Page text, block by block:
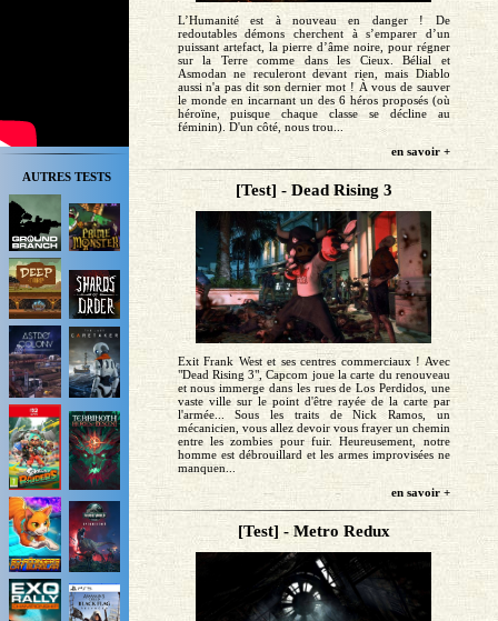
AUTRES TESTS
L’Humanité est à nouveau en danger ! De
redoutables démons cherchent à s’emparer d’un
puissant artefact, la pierre d’âme noire, pour régner
sur la Terre comme dans les Cieux. Bélial et
Asmodan ne reculeront devant rien, mais Diablo
aussi n'a pas dit son dernier mot ! À vous de sauver
le monde en incarnant un des 6 héros proposés (où
héroïne, puisque chaque classe se décline au
féminin). D'un côté, nous trou...
en savoir +
[Test] - Dead Rising 3
Exit Frank West et ses centres commerciaux ! Avec
"Dead Rising 3", Capcom joue la carte du renouveau
et nous immerge dans les rues de Los Perdidos, une
vaste ville sur le point d'être rayée de la carte par
l'armée... Sous les traits de Nick Ramos, un
mécanicien, vous allez devoir vous frayer un chemin
entre les zombies pour fuir. Heureusement, notre
homme est débrouillard et les armes improvisées ne
manquen...
en savoir +
[Test] - Metro Redux